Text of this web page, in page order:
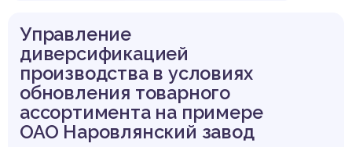
Управление
диверсификацией
производства в условиях
обновления товарного
ассортимента на примере
ОАО Наровлянский завод